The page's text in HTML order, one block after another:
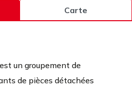
Carte
à 09:00
91210 Draveil
un groupement de
de pièces détachées